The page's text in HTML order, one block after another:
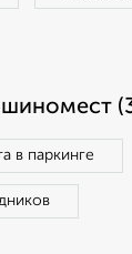
в паркинге